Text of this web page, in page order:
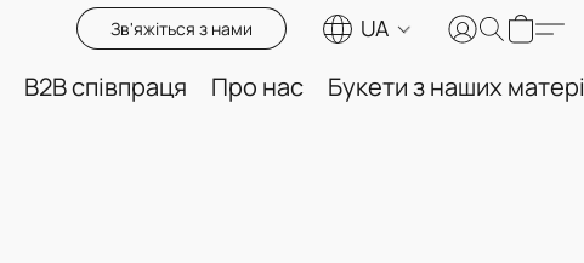
Зв'яжіться з нами UA
B2B співпраця Про нас Букети з наших